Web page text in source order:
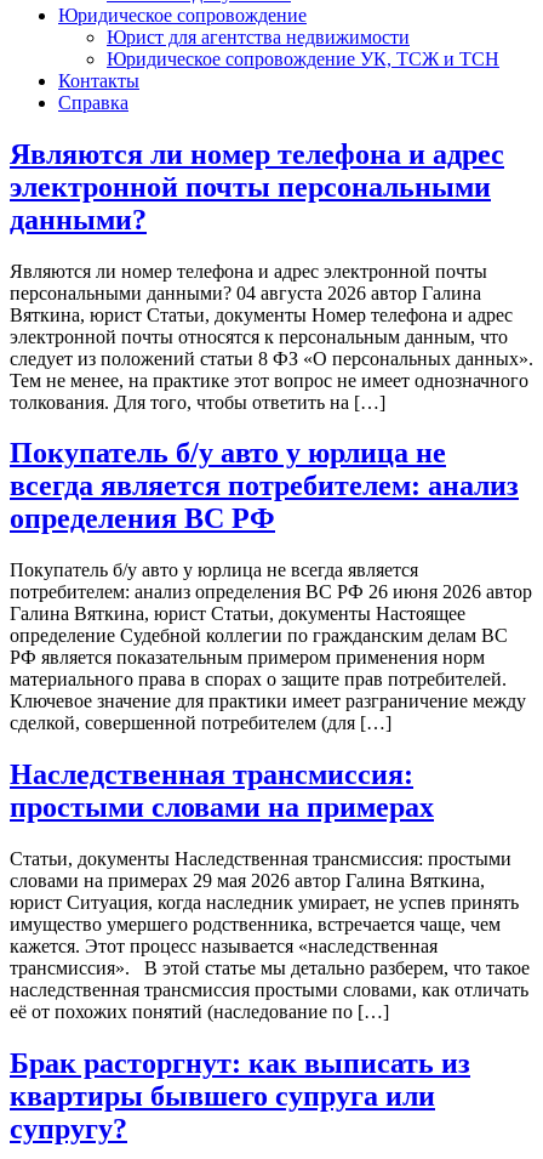
Юридическое сопровождение
Юрист для агентства недвижимости
Юридическое сопровождение УК, ТСЖ и ТСН
Контакты
Справка
Являются ли номер телефона и адрес
электронной почты персональными
данными?
Являются ли номер телефона и адрес электронной почты
персональными данными? 04 августа 2026 автор Галина
Вяткина, юрист Статьи, документы Номер телефона и адрес
электронной почты относятся к персональным данным, что
следует из положений статьи 8 ФЗ «О персональных данных».
Тем не менее, на практике этот вопрос не имеет однозначного
толкования. Для того, чтобы ответить на […]
Покупатель б/у авто у юрлица не
всегда является потребителем: анализ
определения ВС РФ
Покупатель б/у авто у юрлица не всегда является
потребителем: анализ определения ВС РФ 26 июня 2026 автор
Галина Вяткина, юрист Статьи, документы Настоящее
определение Судебной коллегии по гражданским делам ВС
РФ является показательным примером применения норм
материального права в спорах о защите прав потребителей.
Ключевое значение для практики имеет разграничение между
сделкой, совершенной потребителем (для […]
Наследственная трансмиссия:
простыми словами на примерах
Статьи, документы Наследственная трансмиссия: простыми
словами на примерах 29 мая 2026 автор Галина Вяткина,
юрист Ситуация, когда наследник умирает, не успев принять
имущество умершего родственника, встречается чаще, чем
кажется. Этот процесс называется «наследственная
трансмиссия». В этой статье мы детально разберем, что такое
наследственная трансмиссия простыми словами, как отличать
её от похожих понятий (наследование по […]
Брак расторгнут: как выписать из
квартиры бывшего супруга или
супругу?